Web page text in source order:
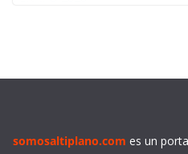
somosaltiplano.com es un